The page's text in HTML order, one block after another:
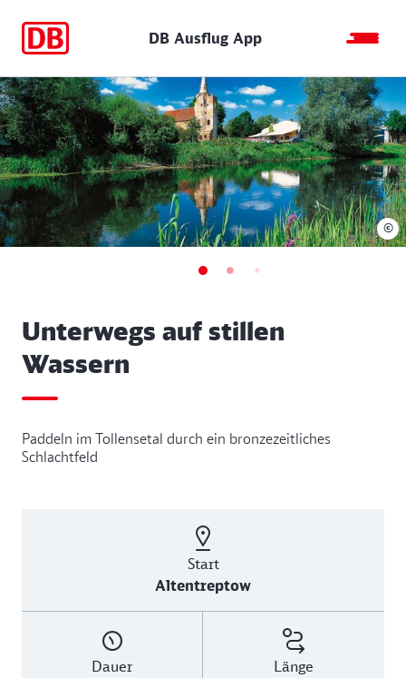
DB Ausflug App
Unterwegs auf stillen
Wassern
Paddeln im Tollensetal durch ein bronzezeitliches
Schlachtfeld
Start
Altentreptow
Dauer
Länge
©